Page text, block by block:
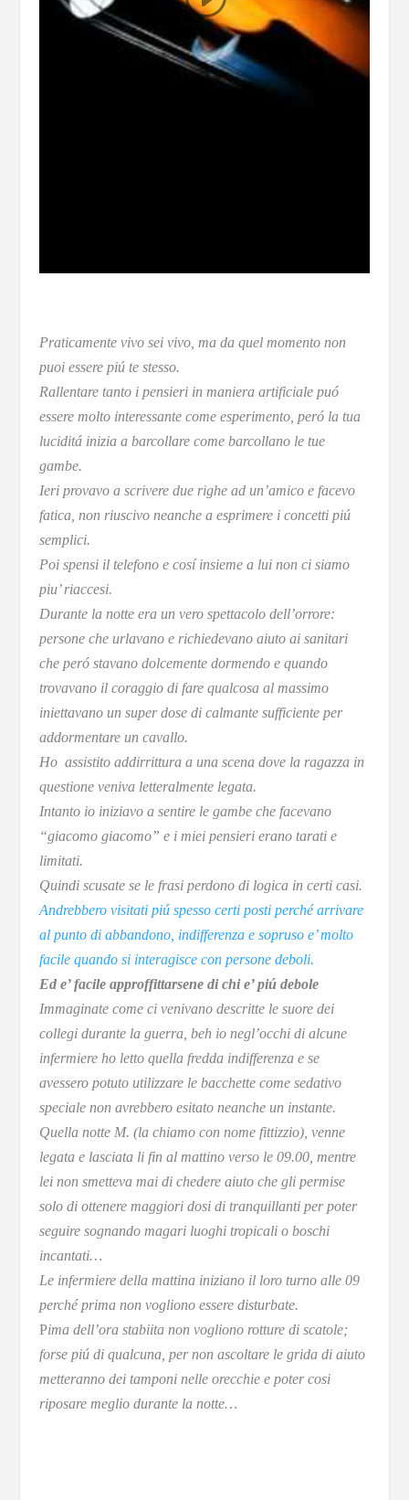
Praticamente vivo sei vivo, ma da quel momento non
puoi essere piú te stesso.
Rallentare tanto i pensieri in maniera artificiale puó
essere molto interessante come esperimento, peró la tua
luciditá inizia a barcollare come barcollano le tue
gambe.
Ieri provavo a scrivere due righe ad un’amico e facevo
fatica, non riuscivo neanche a esprimere i concetti piú
semplici.
Poi spensi il telefono e cosí insieme a lui non ci siamo
piu’ riaccesi.
Durante la notte era un vero spettacolo dell’orrore:
persone che urlavano e richiedevano aiuto ai sanitari
che peró stavano dolcemente dormendo e quando
trovavano il coraggio di fare qualcosa al massimo
iniettavano un super dose di calmante sufficiente per
addormentare un cavallo.
Ho assistito addirrittura a una scena dove la ragazza in
questione veniva letteralmente legata.
Intanto io iniziavo a sentire le gambe che facevano
“giacomo giacomo” e i miei pensieri erano tarati e
limitati.
Quindi scusate se le frasi perdono di logica in certi casi.
Andrebbero visitati piú spesso certi posti perché arrivare
al punto di abbandono, indifferenza e sopruso e’ molto
facile quando si interagisce con persone deboli.
Ed e’ facile approffittarsene di chi e’ piú debole
Immaginate come ci venivano descritte le suore dei
collegi durante la guerra, beh io negl’occhi di alcune
infermiere ho letto quella fredda indifferenza e se
avessero potuto utilizzare le bacchette come sedativo
speciale non avrebbero esitato neanche un instante.
Quella notte M. (la chiamo con nome fittizzio), venne
legata e lasciata li fin al mattino verso le 09.00, mentre
lei non smetteva mai di chedere aiuto che gli permise
solo di ottenere maggiori dosi di tranquillanti per poter
seguire sognando magari luoghi tropicali o boschi
incantati…
Le infermiere della mattina iniziano il loro turno alle 09
perché prima non vogliono essere disturbate.
Pima dell’ora stabiita non vogliono rotture di scatole;
forse piú di qualcuna, per non ascoltare le grida di aiuto
metteranno dei tamponi nelle orecchie e poter cosi
riposare meglio durante la notte…